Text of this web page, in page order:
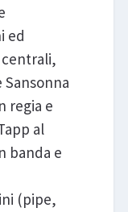
ed
centrali,
Sansonna
regia e
al
banda e
(pipe,